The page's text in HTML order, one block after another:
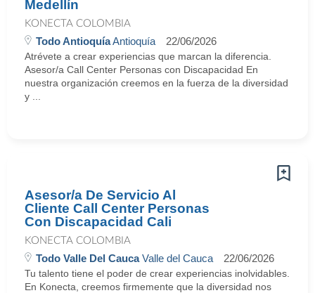
Medellín
KONECTA COLOMBIA
Todo AntioquíaAntioquía 22/06/2026
Atrévete a crear experiencias que marcan la diferencia.
Asesor/a Call Center Personas con Discapacidad En
nuestra organización creemos en la fuerza de la diversidad
y ...
Asesor/a De Servicio Al
Cliente Call Center Personas
Con Discapacidad Cali
KONECTA COLOMBIA
Todo Valle Del CaucaValle del Cauca 22/06/2026
Tu talento tiene el poder de crear experiencias inolvidables.
En Konecta, creemos firmemente que la diversidad nos